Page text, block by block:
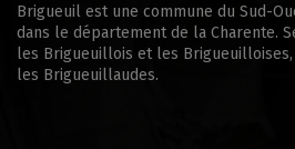
Brigueuil est une commune du Sud-
dans le département de la Charente.
les Brigueuillois et les
les Brigueuillaudes.